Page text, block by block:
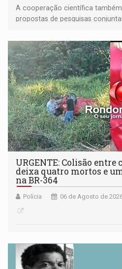
A cooperação científica
propostas de pesquisas
URGENTE: Colisão
deixa quatro mortos e
na BR-364
Polícia 06 de Agosto de